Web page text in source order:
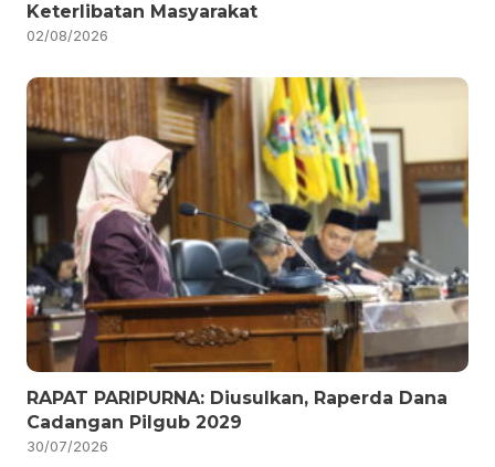
Keterlibatan Masyarakat
02/08/2026
RAPAT PARIPURNA: Diusulkan, Raperda Dana
Cadangan Pilgub 2029
30/07/2026